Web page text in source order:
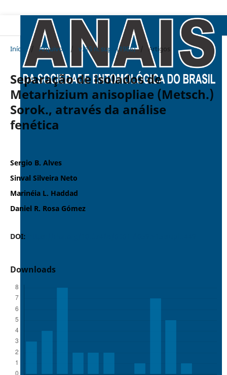
Início / Arquivos / v. 15 n. supl. (1986) / Artigos
Separação de isolados de
Metarhizium anisopliae (Metsch.)
Sorok., através da análise
fenética
Sergio B. Alves
Sinval Silveira Neto
Marinéia L. Haddad
Daniel R. Rosa Gómez
DOI:
Downloads